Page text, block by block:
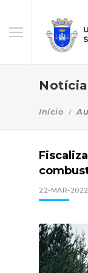
Início
22-MAR-2022